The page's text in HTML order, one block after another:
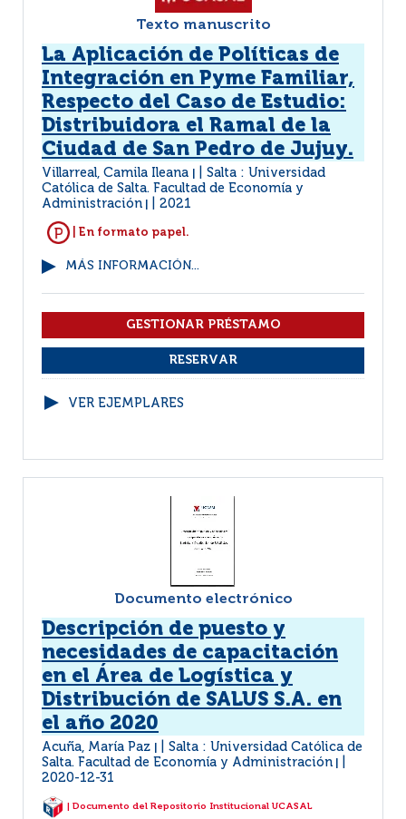
Texto manuscrito
La Aplicación de Políticas de
Integración en Pyme Familiar,
Respecto del Caso de Estudio:
Distribuidora el Ramal de la
Ciudad de San Pedro de Jujuy.
Villarreal, Camila Ileana
Salta : Universidad
Católica de Salta. Facultad de Economía y
Administración
2021
| En formato papel.
MÁS INFORMACIÓN...
VER EJEMPLARES
Documento electrónico
Descripción de puesto y
necesidades de capacitación
en el Área de Logística y
Distribución de SALUS S.A. en
el año 2020
Acuña, María Paz
Salta : Universidad Católica de
Salta. Facultad de Economía y Administración
2020-12-31
| Documento del Repositorio Institucional UCASAL